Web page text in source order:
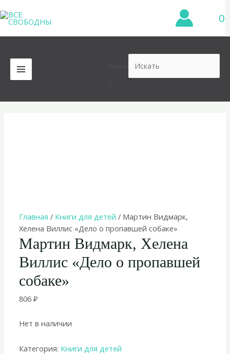
к
содержимому
0
MAIN
MENU
Главная / Книги для детей / Мартин Видмарк,
Хелена Виллис «Дело о пропавшей собаке»
Мартин Видмарк, Хелена
Виллис «Дело о пропавшей
собаке»
806₽
Нет в наличии
Категория: Книги для детей